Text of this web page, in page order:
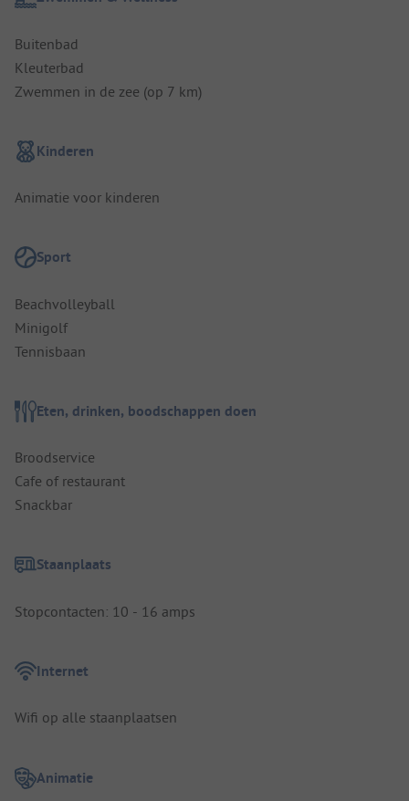
Buitenbad
Kleuterbad
Zwemmen in de zee (op 7 km)
Kinderen
Animatie voor kinderen
Sport
Beachvolleyball
Minigolf
Tennisbaan
Eten, drinken, boodschappen doen
Broodservice
Cafe of restaurant
Snackbar
Staanplaats
Stopcontacten: 10 - 16 amps
Internet
Wifi op alle staanplaatsen
Animatie